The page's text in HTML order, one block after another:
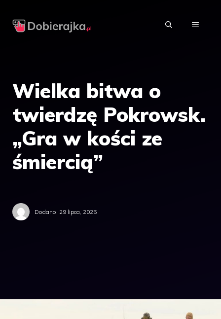
MENU
Wielka bitwa o
twierdzę Pokrowsk.
„Gra w kości ze
śmiercią”
Dodano: 29 lipca, 2025